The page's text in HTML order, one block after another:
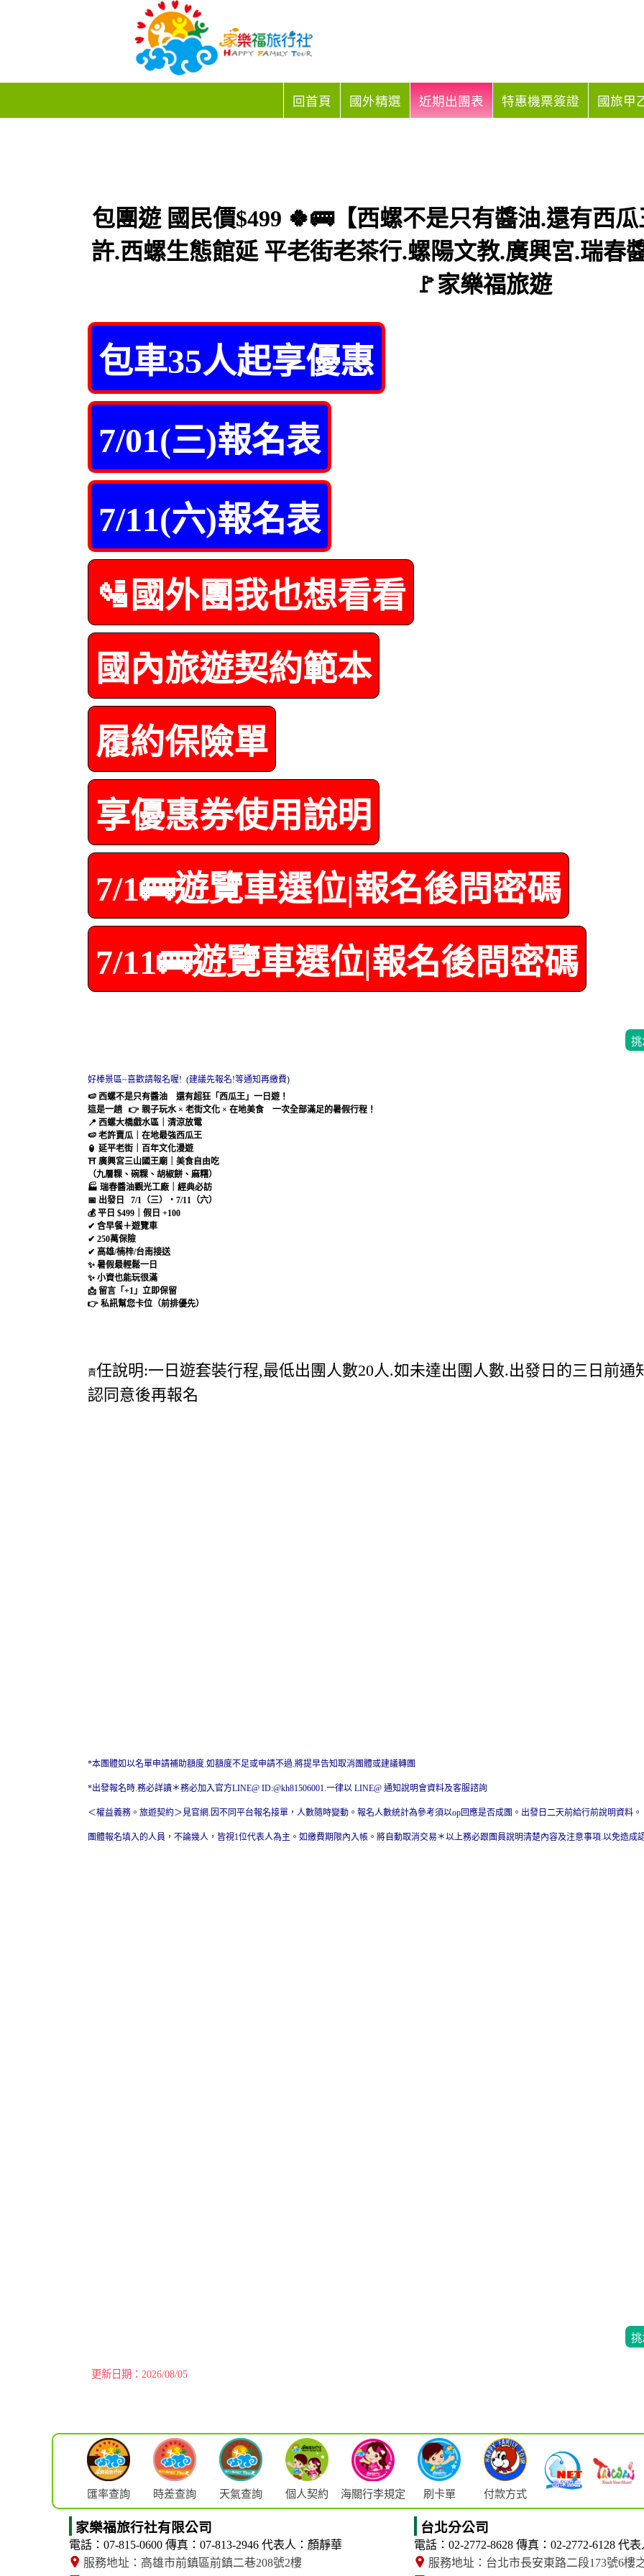
回首頁 國外精選 近期出團表 特惠機票簽證 國旅甲
包團遊 國民價$499 🍀🚌【西螺不是只有醬油.還有西
許.西螺生態館延 平老街老茶行.螺陽文教.廣興宮.瑞春
🚩家樂福旅遊
包車35人起享優惠
7/01(三)報名表
7/11(六)報名表
🛂國外團我也想看看
國內旅遊契約範本
履約保險單
享優惠券使用說明
7/1🚌遊覽車選位|報名後問密碼
7/11🚌遊覽車選位|報名後問密碼
挑
好棒景區~喜歡請報名喔! (建議先報名!等通知再繳費)
🍉 西螺不是只有醬油 還有超狂「西瓜王」一日遊！
這是一趟 👉 親子玩水 × 老街文化 × 在地美食 一次全部滿足的暑假行程！
📍 西螺大橋戲水區｜清涼放電
🍉 老許賣瓜｜在地最強西瓜王
🏮 延平老街｜百年文化漫遊
⛩ 廣興宮三山國王廟｜美食自由吃
（九層粿、碗粿、胡椒餅、麻糬）
🏭 瑞春醬油觀光工廠｜經典必訪
📅 出發日 7/1（三）・7/11（六）
💰 平日 $499｜假日 +100
✔ 含早餐＋遊覽車
✔ 250萬保險
✔ 高雄/楠梓/台南接送
✨ 暑假最輕鬆一日
✨ 小資也能玩很滿
📩 留言「+1」立即保留
👉 私訊幫您卡位（前排優先）
責任說明:一日遊套裝行程,最低出團人數20人.如未達出團人數.出發日的三日前
認同意後再報名
*本團體如以名單申請補助額度.如額度不足或申請不過.將提早告知取消團體或建議轉團
*出發報名時.務必詳讀＊務必加入官方LINE@ ID:@kh81506001.一律以 LINE@ 通知說明會資料及客服諮詢
＜權益義務。旅遊契約＞見官網.因不同平台報名接單，人數隨時變動。報名人數統計為參考須以op回應是否成團。出發日二天前給行前說明資料。
團體報名填入的人員，不論幾人，皆視1位代表人為主。如繳費期限內入帳。將自動取消交易＊以上務必跟團員說明清楚內容及注意事項.以免造成
挑
更新日期：2026/08/05
匯率查詢 時差查詢 天氣查詢 個人契約 海關行李規定 刷卡單 付款方式
家樂福旅行社有限公司
電話：07-815-0600 傳真：07-813-2946 代表人：顏靜華
服務地址：高雄市前鎮區前鎮二巷208號2樓
台北分公司
電話：02-2772-8628 傳真：02-2772-6128 代表
服務地址：台北市長安東路二段173號6樓